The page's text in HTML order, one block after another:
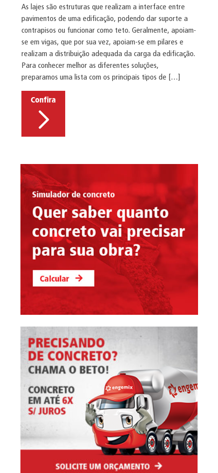
As lajes são estruturas que realizam a interface entre
pavimentos de uma edificação, podendo dar suporte a
contrapisos ou funcionar como teto. Geralmente, apoiam-
se em vigas, que por sua vez, apoiam-se em pilares e
realizam a distribuição adequada da carga da edificação.
Para conhecer melhor as diferentes soluções,
preparamos uma lista com os principais tipos de […]
Confira